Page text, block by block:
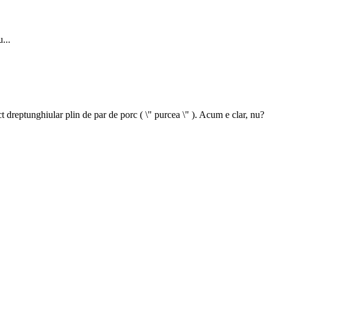
dreptunghiular plin de par de porc ( \" purcea \" ). Acum e clar, nu?